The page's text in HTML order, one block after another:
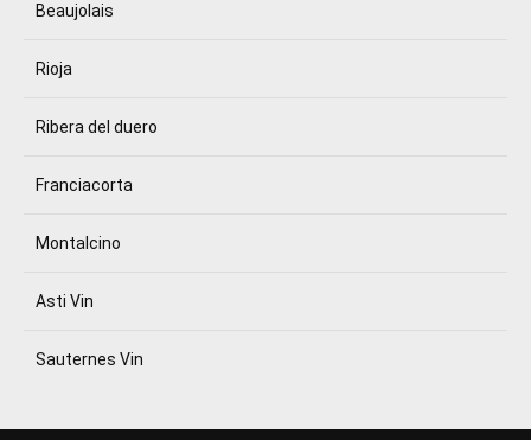
Beaujolais
Rioja
Ribera del duero
Franciacorta
Montalcino
Asti Vin
Sauternes Vin